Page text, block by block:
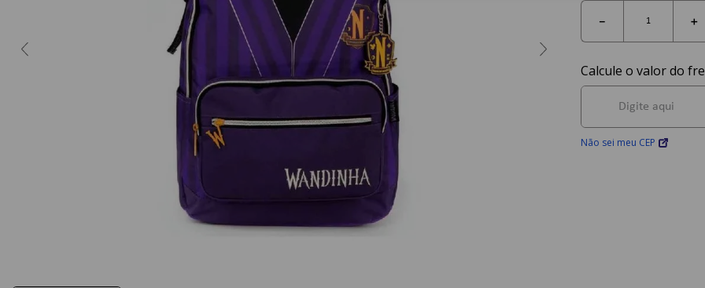
＋
－
Não sei meu CEP
10º caderno